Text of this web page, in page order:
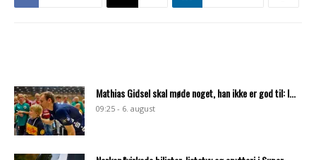
Mathias Gidsel skal møde noget, han ikke er god til: I...
09:25 - 6. august